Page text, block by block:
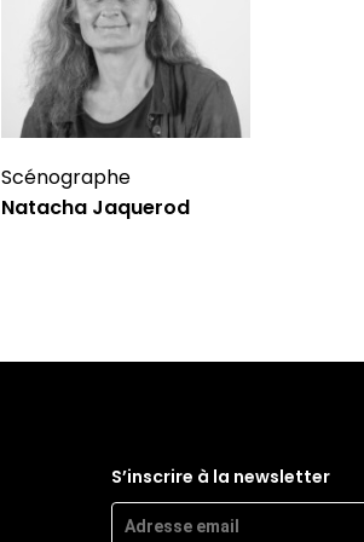
Scénographe
Natacha Jaquerod
S’inscrire à la newsletter